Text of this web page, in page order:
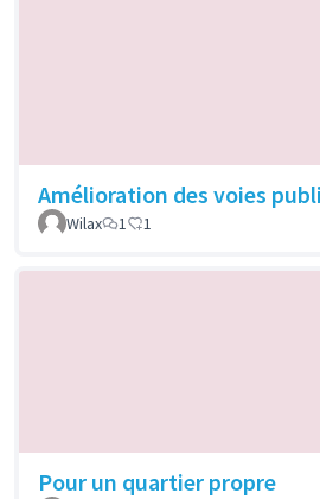
Amélioration des voies
Wilax 1 1
Pour un quartier propre